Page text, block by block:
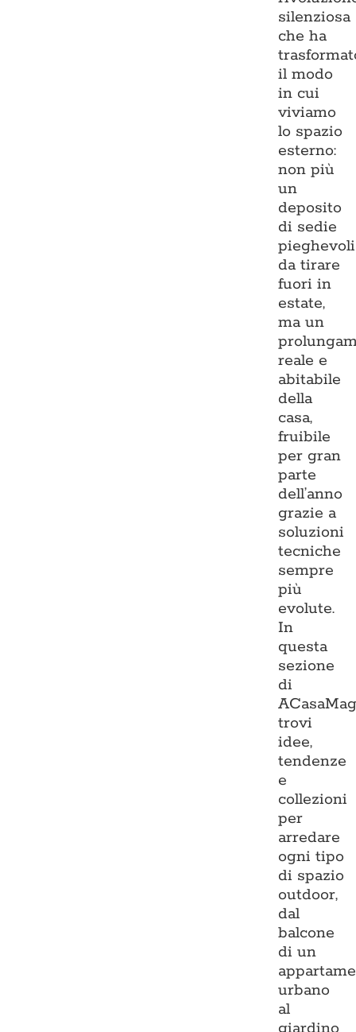
silenziosa
che ha
il modo
in cui
viviamo
lo spazio
esterno:
non più
un
deposito
di sedie
pieghevoli
da tirare
fuori in
estate,
ma un
reale e
abitabile
della
casa,
fruibile
per gran
parte
dell’anno
grazie a
soluzioni
tecniche
sempre
più
evolute.
In
questa
sezione
di
trovi
idee,
tendenze
e
collezioni
per
arredare
ogni tipo
di spazio
outdoor,
dal
balcone
di un
urbano
al